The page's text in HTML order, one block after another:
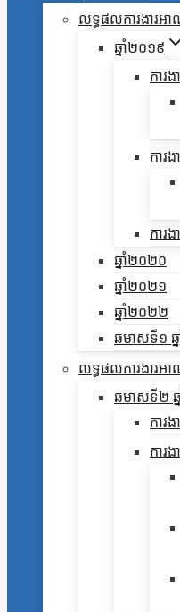
លទ្ធផលការងារអ
ឆ្នាំ២០១៩
ការ
ការ
ការ
ឆ្នាំ២០២០
ឆ្នាំ២០២១
ឆ្នាំ២០២២
ឆមាសទី១ ឆ្
លទ្ធផលការងារអ
ឆមាសទី២
ការ
ការ